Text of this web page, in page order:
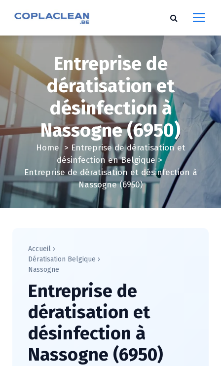
e
n
t
Entreprise de
dératisation et
désinfection à
Nassogne (6950)
Home > Entreprise de dératisation et
désinfection en Belgique>
Entreprise de dératisation et désinfection à
Nassogne (6950)
Accueil ›
Dératisation Belgique ›
Nassogne
Entreprise de
dératisation et
désinfection à
Nassogne (6950)